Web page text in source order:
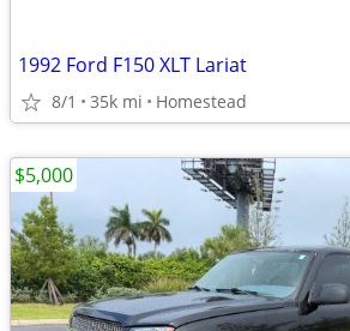
1992 Ford F150 XLT Lariat
8/1 35k mi Homestead
$5,000